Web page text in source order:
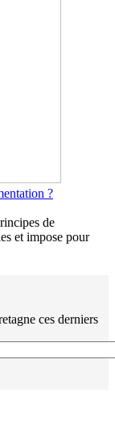
?
de
et impose pour
ces derniers